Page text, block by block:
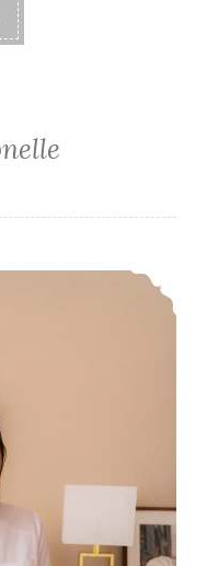
Was bringt’s?